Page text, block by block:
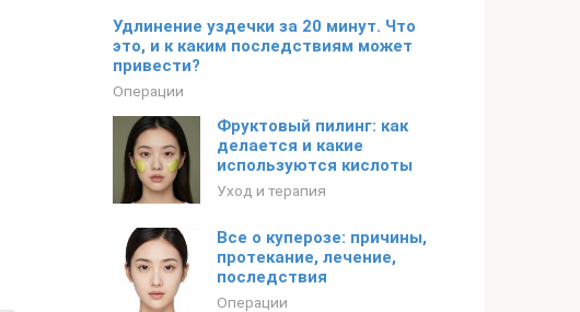
Удлинение уздечки за 20 минут. Что
это, и к каким последствиям может
привести?
Операции
Фруктовый пилинг: как
делается и какие
используются кислоты
Уход и терапия
Все о куперозе: причины,
протекание, лечение,
последствия
Операции